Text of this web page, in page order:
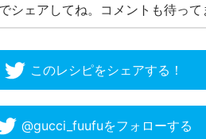
シェアしてね。コメントも待って
このレシピをシェアする！
@gucci_fuufuをフォローする